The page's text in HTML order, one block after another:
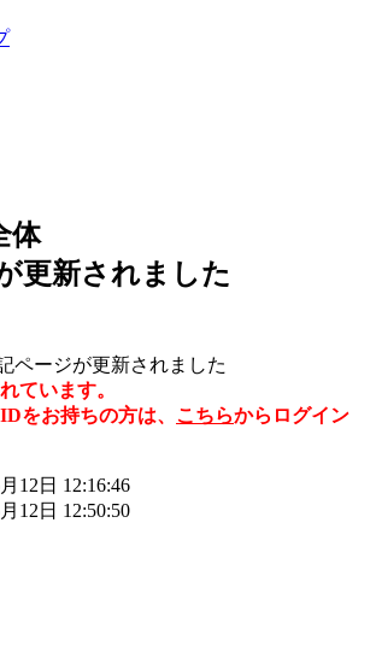
体
更新されました
ページが更新されました
ています。
をお持ちの方は、 こちらからログイン
12日 12:16:46
12日 12:50:50